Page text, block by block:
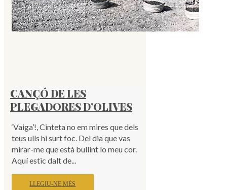
CANÇÓ DE LES
PLEGADORES D’OLIVES
‘Vaiga’!, Cinteta no em mires que dels
teus ulls hi surt foc. Del dia que vas
mirar-me que està bullint lo meu cor.
Aquí estic dalt de...
LLEGIU-NE MÉS